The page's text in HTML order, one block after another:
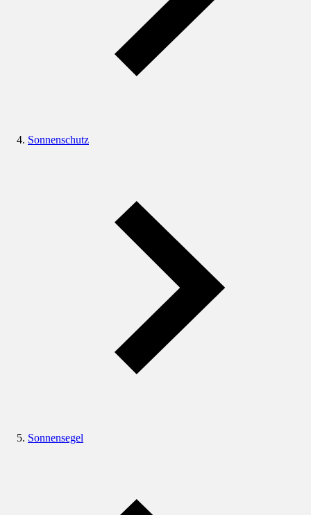
Sonnenschutz
Sonnensegel